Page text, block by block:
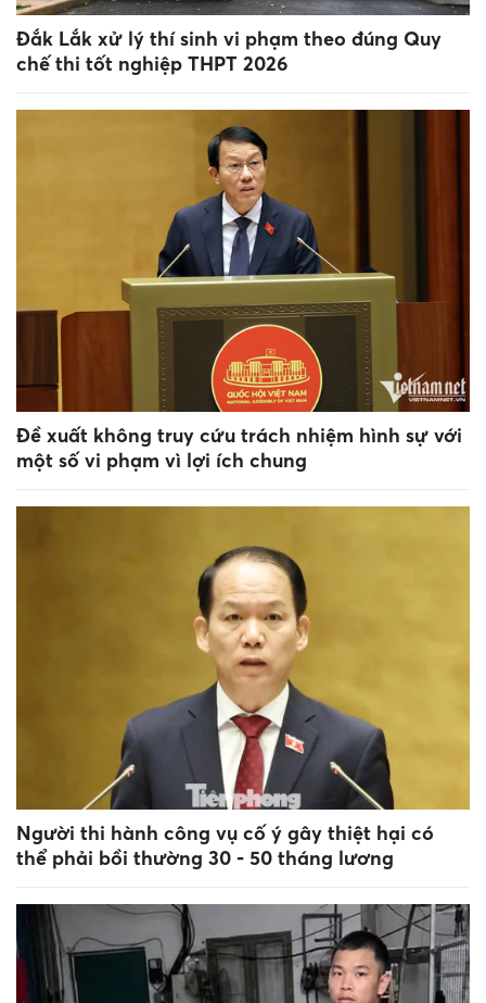
Đắk Lắk xử lý thí sinh vi phạm theo đúng Quy
chế thi tốt nghiệp THPT 2026
Đề xuất không truy cứu trách nhiệm hình sự với
một số vi phạm vì lợi ích chung
Người thi hành công vụ cố ý gây thiệt hại có
thể phải bồi thường 30 - 50 tháng lương